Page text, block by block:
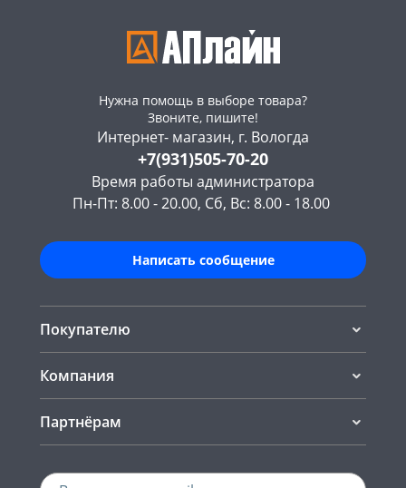
Нужна помощь в выборе товара?
Звоните, пишите!
Интернет- магазин, г. Вологда
+7(931)505-70-20
Время работы администратора
Пн-Пт: 8.00 - 20.00, Сб, Вс: 8.00 - 18.00
Написать сообщение
Покупателю
Компания
Партнёрам